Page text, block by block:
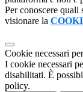
Per conoscere quali
visionare la
Cookie necessari
I cookie necessari
disabilitati. È
policy.